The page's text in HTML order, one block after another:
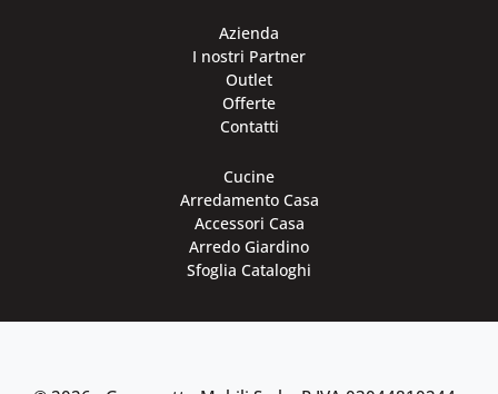
Azienda
I nostri Partner
Outlet
Offerte
Contatti
Cucine
Arredamento Casa
Accessori Casa
Arredo Giardino
Sfoglia Cataloghi